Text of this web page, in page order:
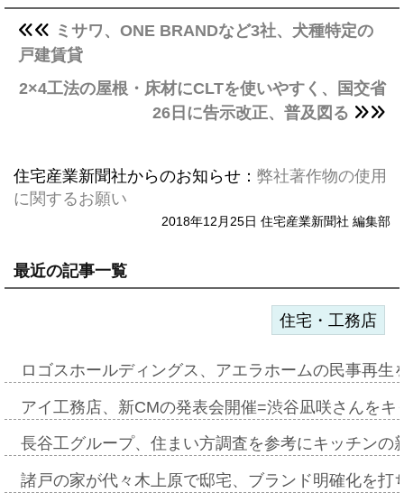
ミサワ、ONE BRANDなど3社、犬種特定の
戸建賃貸
2×4工法の屋根・床材にCLTを使いやすく、国交省
26日に告示改正、普及図る
住宅産業新聞社からのお知らせ： 弊社著作物の使用
に関するお願い
2018年12月25日 住宅産業新聞社 編集部
最近の記事一覧
住宅・工務店
ロゴスホールディングス、アエラホームの民事再
アイ工務店、新CMの発表会開催=渋谷凪咲さんを
長谷工グループ、住まい方調査を参考にキッチン
諸戸の家が代々木上原で邸宅、ブランド明確化を